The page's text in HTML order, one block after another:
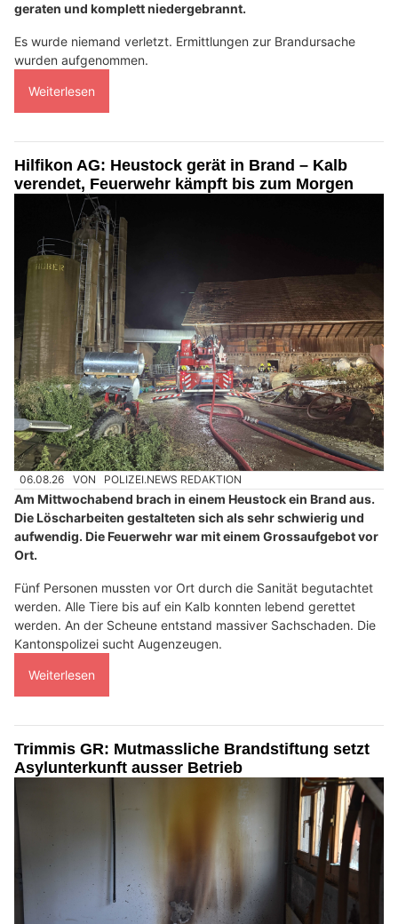
geraten und komplett niedergebrannt.
Es wurde niemand verletzt. Ermittlungen zur Brandursache
wurden aufgenommen.
Weiterlesen
Hilfikon AG: Heustock gerät in Brand – Kalb
verendet, Feuerwehr kämpft bis zum Morgen
06.08.26 VON POLIZEI.NEWS REDAKTION
Am Mittwochabend brach in einem Heustock ein Brand aus.
Die Löscharbeiten gestalteten sich als sehr schwierig und
aufwendig. Die Feuerwehr war mit einem Grossaufgebot vor
Ort.
Fünf Personen mussten vor Ort durch die Sanität begutachtet
werden. Alle Tiere bis auf ein Kalb konnten lebend gerettet
werden. An der Scheune entstand massiver Sachschaden. Die
Kantonspolizei sucht Augenzeugen.
Weiterlesen
Trimmis GR: Mutmassliche Brandstiftung setzt
Asylunterkunft ausser Betrieb